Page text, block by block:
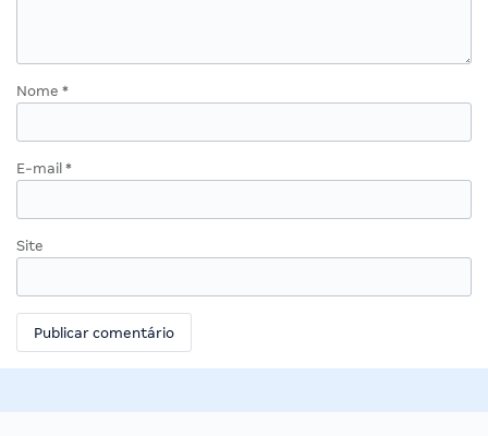
Nome *
E-mail *
Site